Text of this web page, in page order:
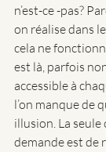
n’est-ce -pas?
on réalise dans
cela ne
est là, parfois
accessible à
l’on manque de
illusion. La seule
demande est de